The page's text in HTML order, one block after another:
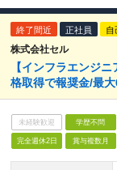
終了間近 正社員 自
株式会社セル
【インフラエンジ
格取得で報奨金/最
未経験歓迎 学歴不問
完全週休2日 賞与複数月